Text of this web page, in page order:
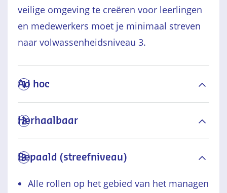
veilige omgeving te creëren voor leerlingen
en medewerkers moet je minimaal streven
naar volwassenheidsniveau 3.
1
Ad hoc
2
Herhaalbaar
3
Bepaald (streefniveau)
Alle rollen op het gebied van het managen